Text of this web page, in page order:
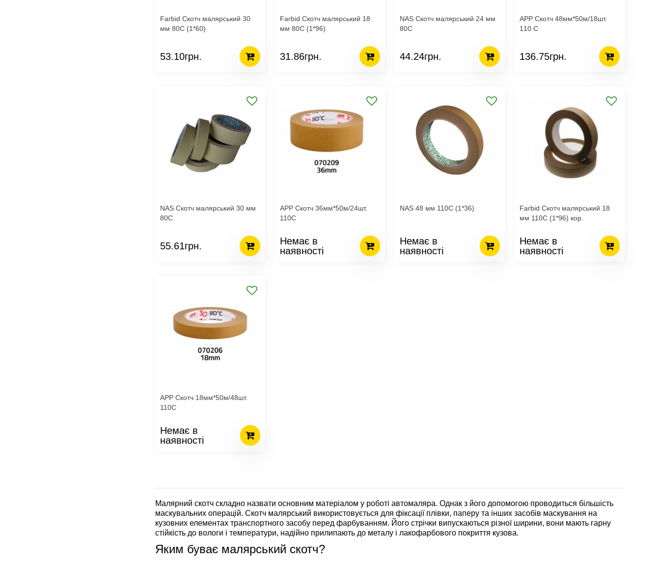
Farbid Скотч малярський 30
мм 80С (1*60)
53.10грн.
Farbid Скотч малярський 18
мм 80С (1*96)
31.86грн.
NAS Скотч малярський 24 мм
80С
44.24грн.
APP Скотч 48мм*50м/18шт.
110 С
136.75грн.
NAS Скотч малярський 30 мм
80С
55.61грн.
APP Скотч 36мм*50м/24шт.
110С
Немає в
наявності
NAS 48 мм 110С (1*36)
Немає в
наявності
Farbid Скотч малярський 18
мм 110С (1*96) кор.
Немає в
наявності
APP Скотч 18мм*50м/48шт.
110С
Немає в
наявності
Малярний скотч складно назвати основним матеріалом у роботі автомаляра. Однак з його допомогою проводиться більшість
маскувальних операцій. Скотч малярський використовується для фіксації плівки, паперу та інших засобів маскування на
кузовних елементах транспортного засобу перед фарбуванням. Його стрічки випускаються різної ширини, вони мають гарну
стійкість до вологи і температури, надійно прилипають до металу і лакофарбового покриття кузова.
Яким буває малярський скотч?